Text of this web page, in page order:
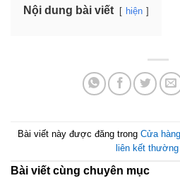
Nội dung bài viết hiện
Bài viết này được đăng trong Cửa
liên kết
Bài viết cùng chuyên mục